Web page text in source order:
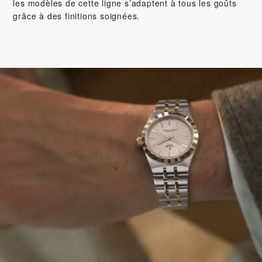
les modèles de cette ligne s’adaptent à tous les goûts
grâce à des finitions soignées.